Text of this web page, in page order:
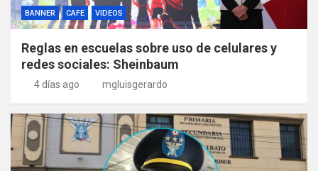
BANNER CAFE VIDEOS
Reglas en escuelas sobre uso de celulares y
redes sociales: Sheinbaum
4 días ago mgluisgerardo